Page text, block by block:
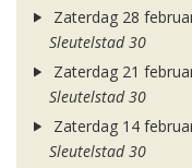
Zaterdag 28
Sleutelstad 30
Zaterdag 21
Sleutelstad 30
Zaterdag 14
Sleutelstad 30